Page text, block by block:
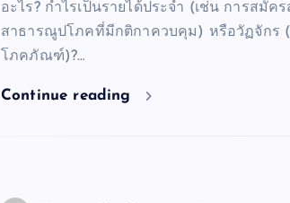
อะไร? กำไรเป็นรายได้ประจำ (เช่น การสมั
สาธารณูปโภคที่มีกติกาควบคุม) หรือวัฏจักร (
โภคภัณฑ์)?…
Continue reading